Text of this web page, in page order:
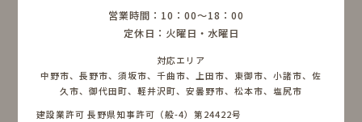
営業時間：10：00〜18：00
定休日：火曜日・水曜日
対応エリア
中野市、長野市、須坂市、千曲市、上田市、東御市、小諸市、佐
久市、御代田町、軽井沢町、安曇野市、松本市、塩尻市
建設業許可 長野県知事許可（般-4）第24422号